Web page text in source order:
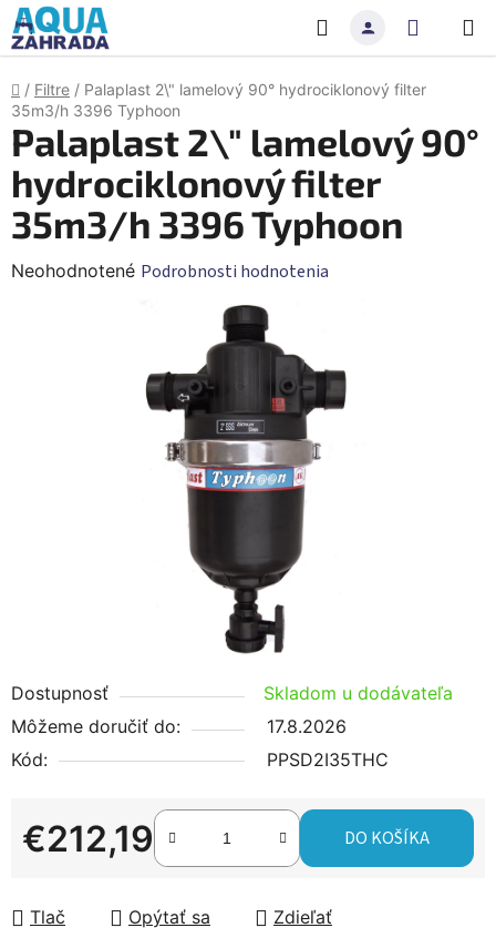
Prejsť
na
obsah
Hľadať
KOŠÍK
Domov
/ Filtre / Palaplast 2\" lamelový 90° hydrociklonový filter
35m3/h 3396 Typhoon
Dostupnosť
Skladom u dodávateľa
Môžeme doručiť do:
17.8.2026
Kód:
PPSD2I35THC
€212,19
Jednotková cena:
DO KOŠÍKA
Tlač Opýtať sa Zdieľať
Palaplast 2\" lamelový 90°
hydrociklonový filter
35m3/h 3396 Typhoon
Priemerné
Neohodnotené Podrobnosti hodnotenia